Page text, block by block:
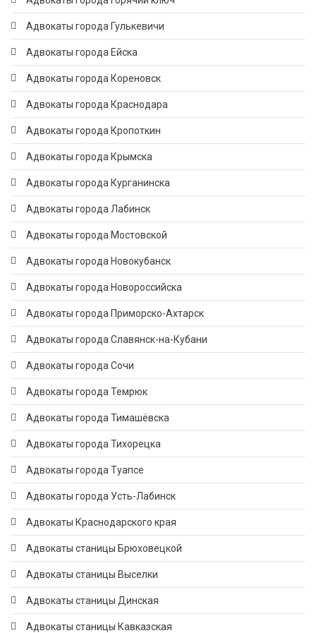
Адвокаты города Гулькевичи
Адвокаты города Ейска
Адвокаты города Кореновск
Адвокаты города Краснодара
Адвокаты города Кропоткин
Адвокаты города Крымска
Адвокаты города Курганинска
Адвокаты города Лабинск
Адвокаты города Мостовской
Адвокаты города Новокубанск
Адвокаты города Новороссийска
Адвокаты города Приморско-Ахтарск
Адвокаты города Славянск-на-Кубани
Адвокаты города Сочи
Адвокаты города Темрюк
Адвокаты города Тимашёвска
Адвокаты города Тихорецка
Адвокаты города Туапсе
Адвокаты города Усть-Лабинск
Адвокаты Краснодарского края
Адвокаты станицы Брюховецкой
Адвокаты станицы Выселки
Адвокаты станицы Динская
Адвокаты станицы Кавказская